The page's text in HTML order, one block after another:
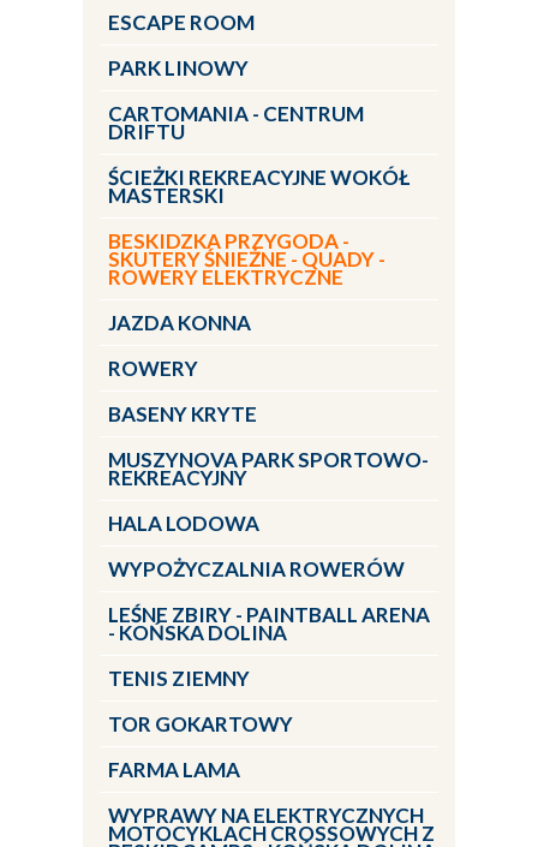
ESCAPE ROOM
PARK LINOWY
CARTOMANIA - CENTRUM
DRIFTU
ŚCIEŻKI REKREACYJNE WOKÓŁ
MASTERSKI
BESKIDZKA PRZYGODA -
SKUTERY ŚNIEŻNE - QUADY -
ROWERY ELEKTRYCZNE
JAZDA KONNA
ROWERY
BASENY KRYTE
MUSZYNOVA PARK SPORTOWO-
REKREACYJNY
HALA LODOWA
WYPOŻYCZALNIA ROWERÓW
LEŚNE ZBIRY - PAINTBALL ARENA
- KOŃSKA DOLINA
TENIS ZIEMNY
TOR GOKARTOWY
FARMA LAMA
WYPRAWY NA ELEKTRYCZNYCH
MOTOCYKLACH CROSSOWYCH Z